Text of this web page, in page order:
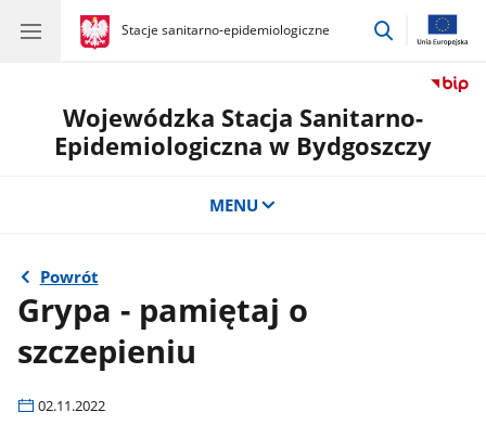
gov.pl
Stacje sanitarno-epidemiologiczne
gov.pl
Stacje
przejdź
Wojewódzka Stacja Sanitarno-
Epidemiologiczna w Bydgoszczy
MENU
Powrót
Grypa - pamiętaj o
szczepieniu
02.11.2022